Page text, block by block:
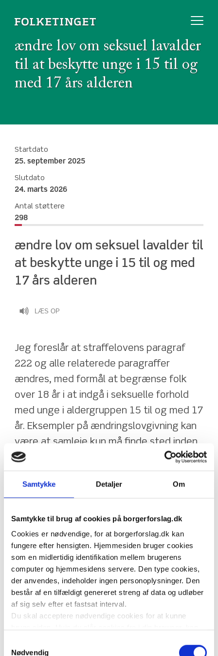
Samtykke Detaljer Om
Samtykke til brug af cookies på borgerforslag.dk
Cookies er nødvendige, for at borgerforslag.dk kan
fungere efter hensigten. Hjemmesiden bruger cookies
som en midlertidig identifikation mellem brugerens
computer og hjemmesidens servere. Den type cookies,
der anvendes, indeholder ingen personoplysninger. Den
består af en tilfældigt genereret streng af data og udløber
af sig selv efter et fastsat interval.
Du skal acceptere nødvendige cookies for at kunne
hovedstiller, acceptere at være medstiller af forslag eller
Nødvendig
ændre lov om seksuel lavalder
til at beskytte unge i 15 til og
med 17 års alderen
Startdato
25. september 2025
Slutdato
24. marts 2026
Antal støttere
298
ændre lov om seksuel lavalder til
at beskytte unge i 15 til og med
17 års alderen
LÆS OP
Jeg foreslår at straffelovens paragraf
222 og alle relaterede paragraffer
ændres, med formål at begrænse folk
over 18 år i at indgå i seksuelle forhold
med unge i aldergruppen 15 til og med 17
år. Eksempler på ændringslovgivning kan
være at samleje kun må finde sted inden
for selve aldersgruppen, hvor det dermed
vil være strafbart for alle over 18 at
indgå i et forhold med en under 18.
fra den Amerikanske ”Romeo & Julie
regel” hvor at såfremt personerne er
tætliggende aldermæssigt og deres
forhold er indgået på et oplyst grundlag,
så er det tilladt.
Mit grundlag for dette borgerforslag bygger på at der
gang på gang er kommet information frem om
personer hvor at mange fremvise utilfredshed over at